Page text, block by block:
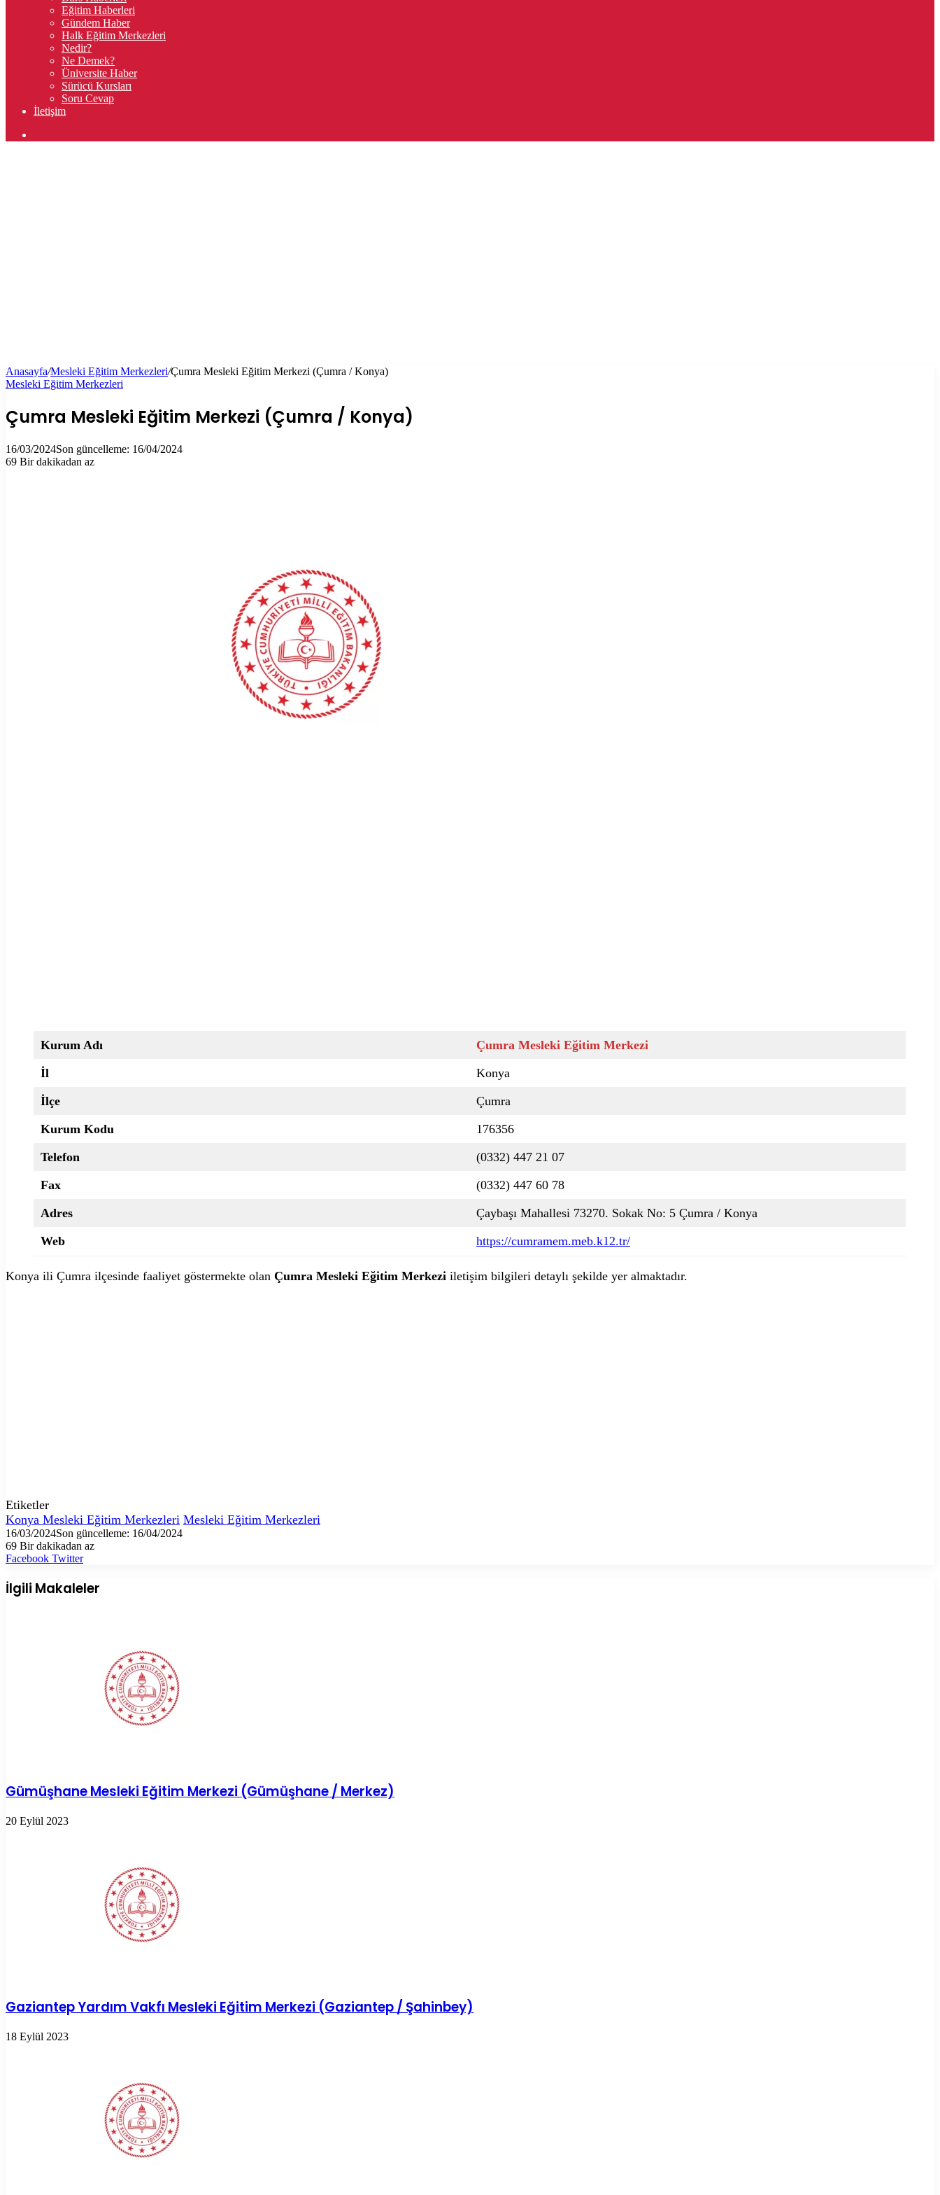
Eğitim Haberleri
Gündem Haber
Halk Eğitim Merkezleri
Nedir?
Ne Demek?
Üniversite Haber
Sürücü Kursları
Soru Cevap
İletişim
Anasayfa/Mesleki Eğitim Merkezleri/Çumra Mesleki Eğitim Merkezi (Çumra / Konya)
Mesleki Eğitim Merkezleri
Çumra Mesleki Eğitim Merkezi (Çumra / Konya)
16/03/2024Son güncelleme: 16/04/2024
69 Bir dakikadan az
Kurum Adı
Çumra Mesleki Eğitim Merkezi
İl
Konya
İlçe
Çumra
Kurum Kodu
176356
Telefon
(0332) 447 21 07
Fax
(0332) 447 60 78
Adres
Çaybaşı Mahallesi 73270. Sokak No: 5 Çumra / Konya
Web
https://cumramem.meb.k12.tr/
Konya ili Çumra ilçesinde faaliyet göstermekte olan Çumra Mesleki Eğitim Merkezi iletişim bilgileri detaylı şekilde yer almaktadır.
Etiketler
Konya Mesleki Eğitim Merkezleri Mesleki Eğitim Merkezleri
16/03/2024Son güncelleme: 16/04/2024
69 Bir dakikadan az
Facebook TwitterLinkedIn
Tumblr
Pinterest
Reddit
VKontakte
E-
ile
paylaş
Yazdır
İlgili Makaleler
Gümüşhane Mesleki Eğitim Merkezi (Gümüşhane / Merkez)
20 Eylül 2023
Gaziantep Yardım Vakfı Mesleki Eğitim Merkezi (Gaziantep / Şahinbey)
18 Eylül 2023